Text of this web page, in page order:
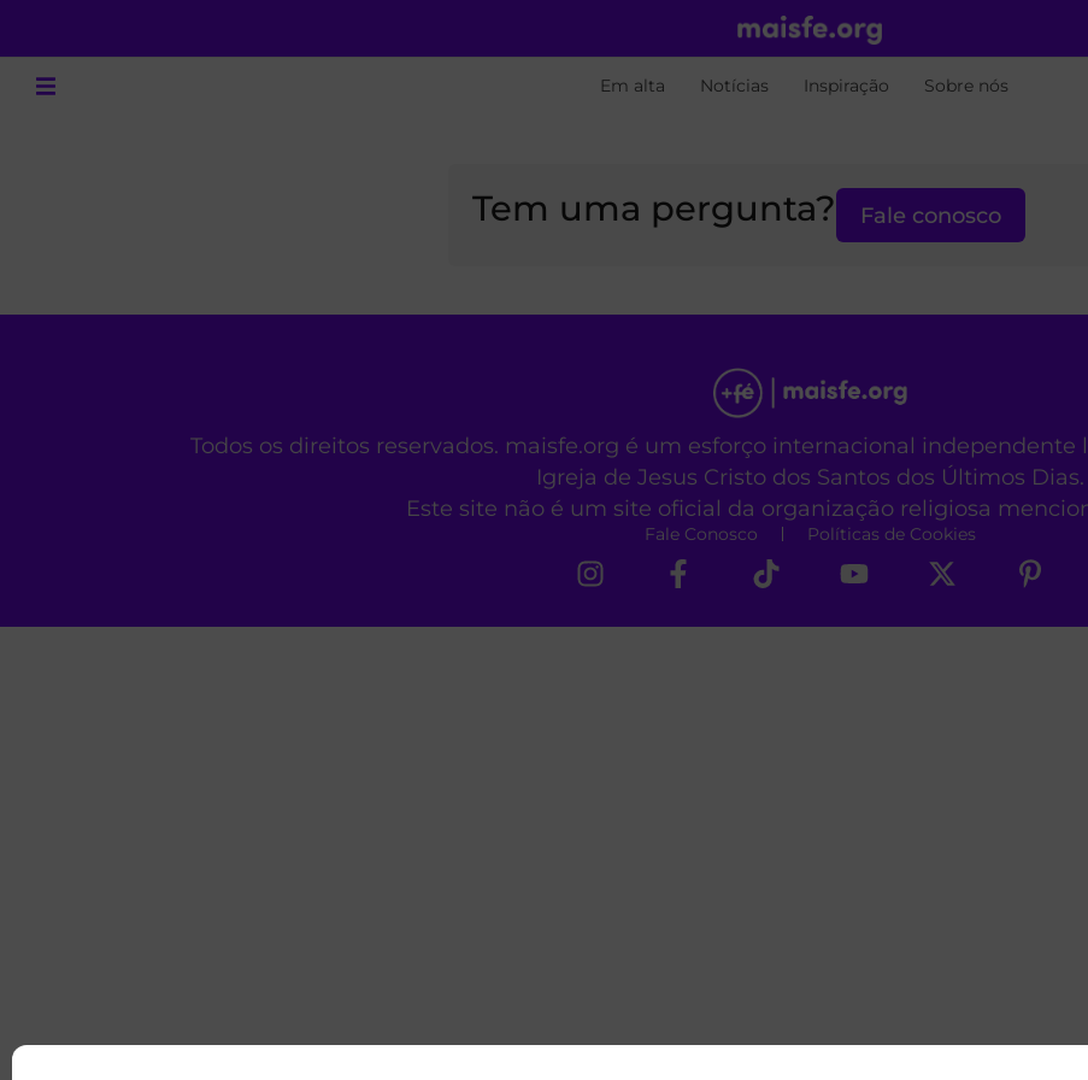
Em alta Notícias Inspiração Sobre nós
Tem uma pergunta? Fale conosco
Todos os direitos reservados. maisfe.org é um esforço internacional
Igreja de Jesus Cristo dos Santos dos Últimos Dias.
Este site não é um site oficial da organização religiosa
Fale Conosco Políticas de Cookies